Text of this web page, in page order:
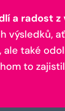
a radost
výsledků,
také
to